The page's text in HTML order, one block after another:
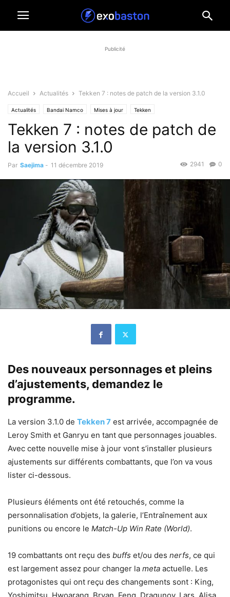
Publicité
Accueil Actualités Tekken 7 : notes de patch de la version 3.1.0
Actualités Bandai Namco Mises à jour Tekken
Tekken 7 : notes de patch de
la version 3.1.0
Par Saejima - 11 décembre 2019 0
2941
Des nouveaux personnages et pleins
d’ajustements, demandez le
programme.
La version 3.1.0 de Tekken 7 est arrivée, accompagnée de
Leroy Smith et Ganryu en tant que personnages jouables.
Avec cette nouvelle mise à jour vont s’installer plusieurs
ajustements sur différents combattants, que l’on va vous
lister ci-dessous.
Plusieurs éléments ont été retouchés, comme la
personnalisation d’objets, la galerie, l’Entraînement aux
punitions ou encore le Match-Up Win Rate (World).
19 combattants ont reçu des buffs et/ou des nerfs, ce qui
est largement assez pour changer la meta actuelle. Les
protagonistes qui ont reçu des changements sont : King,